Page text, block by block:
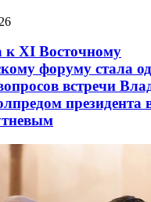
к XI Восточному
форуму стала
встречи